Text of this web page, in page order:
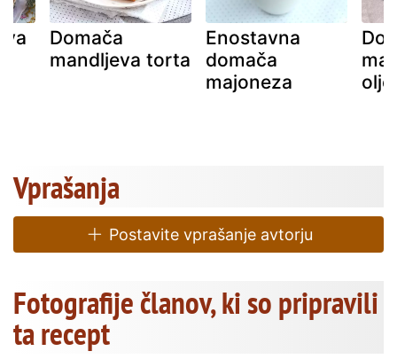
Domača
mandljeva torta
Enostavna
domača
majoneza
Vprašanja
Postavite vprašanje avtorju
Fotografije članov, ki so pripravili
ta recept